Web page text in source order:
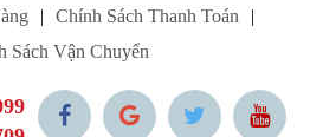
| Chính Sách Thanh Toán
|
Sách Vận Chuyển